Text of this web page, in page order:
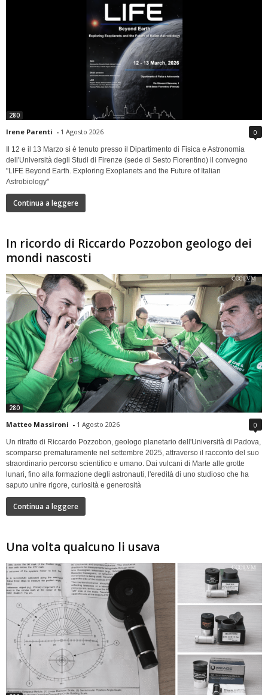
280
Irene Parenti - 1 Agosto 2026 0
Il 12 e il 13 Marzo si è tenuto presso il Dipartimento di Fisica e Astronomia
dell'Università degli Studi di Firenze (sede di Sesto Fiorentino) il convegno
"LIFE Beyond Earth. Exploring Exoplanets and the Future of Italian
Astrobiology"
Continua a leggere
In ricordo di Riccardo Pozzobon geologo dei
mondi nascosti
280
Matteo Massironi - 1 Agosto 2026 0
Un ritratto di Riccardo Pozzobon, geologo planetario dell'Università di Padova,
scomparso prematuramente nel settembre 2025, attraverso il racconto del suo
straordinario percorso scientifico e umano. Dai vulcani di Marte alle grotte
lunari, fino alla formazione degli astronauti, l'eredità di uno studioso che ha
saputo unire rigore, curiosità e generosità
Continua a leggere
Una volta qualcuno li usava